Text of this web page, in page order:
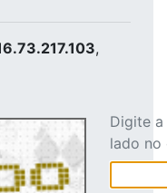
,
Digite
lado no